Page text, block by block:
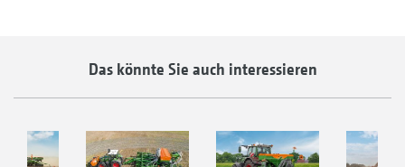
Das könnte Sie auch interessieren